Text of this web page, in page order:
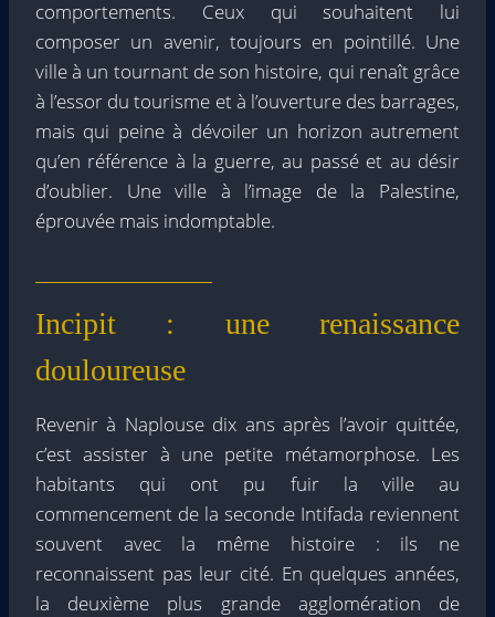
comportements. Ceux qui souhaitent lui
composer un avenir, toujours en pointillé. Une
ville à un tournant de son histoire, qui renaît grâce
à l’essor du tourisme et à l’ouverture des barrages,
mais qui peine à dévoiler un horizon autrement
qu’en référence à la guerre, au passé et au désir
d’oublier. Une ville à l’image de la Palestine,
éprouvée mais indomptable.
Incipit : une renaissance
douloureuse
Revenir à Naplouse dix ans après l’avoir quittée,
c’est assister à une petite métamorphose. Les
habitants qui ont pu fuir la ville au
commencement de la seconde Intifada reviennent
souvent avec la même histoire : ils ne
reconnaissent pas leur cité. En quelques années,
la deuxième plus grande agglomération de